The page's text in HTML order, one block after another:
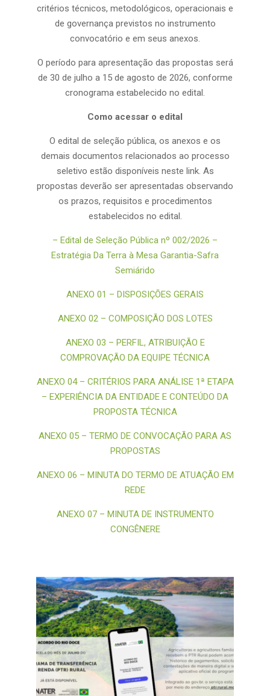
critérios técnicos, metodológicos, operacionais e
de governança previstos no instrumento
convocatório e em seus anexos.
O período para apresentação das propostas será
de 30 de julho a 15 de agosto de 2026, conforme
cronograma estabelecido no edital.
Como acessar o edital
O edital de seleção pública, os anexos e os
demais documentos relacionados ao processo
seletivo estão disponíveis neste link. As
propostas deverão ser apresentadas observando
os prazos, requisitos e procedimentos
estabelecidos no edital.
– Edital de Seleção Pública nº 002/2026 –
Estratégia Da Terra à Mesa Garantia-Safra
Semiárido
ANEXO 01 – DISPOSIÇÕES GERAIS
ANEXO 02 – COMPOSIÇÃO DOS LOTES
ANEXO 03 – PERFIL, ATRIBUIÇÃO E
COMPROVAÇÃO DA EQUIPE TÉCNICA
ANEXO 04 – CRITÉRIOS PARA ANÁLISE 1ª ETAPA
– EXPERIÊNCIA DA ENTIDADE E CONTEÚDO DA
PROPOSTA TÉCNICA
ANEXO 05 – TERMO DE CONVOCAÇÃO PARA AS
PROPOSTAS
ANEXO 06 – MINUTA DO TERMO DE ATUAÇÃO EM
REDE
ANEXO 07 – MINUTA DE INSTRUMENTO
CONGÊNERE